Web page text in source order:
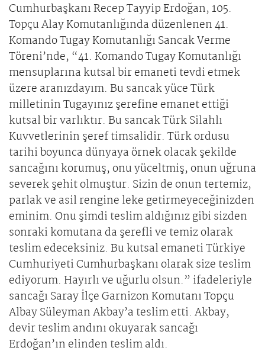
Cumhurbaşkanı Recep Tayyip Erdoğan, 105.
Topçu Alay Komutanlığında düzenlenen 41.
Komando Tugay Komutanlığı Sancak Verme
Töreni’nde, “41. Komando Tugay Komutanlığı
mensuplarına kutsal bir emaneti tevdi etmek
üzere aranızdayım. Bu sancak yüce Türk
milletinin Tugayınız şerefine emanet ettiği
kutsal bir varlıktır. Bu sancak Türk Silahlı
Kuvvetlerinin şeref timsalidir. Türk ordusu
tarihi boyunca dünyaya örnek olacak şekilde
sancağını korumuş, onu yüceltmiş, onun uğruna
severek şehit olmuştur. Sizin de onun tertemiz,
parlak ve asil rengine leke getirmeyeceğinizden
eminim. Onu şimdi teslim aldığınız gibi sizden
sonraki komutana da şerefli ve temiz olarak
teslim edeceksiniz. Bu kutsal emaneti Türkiye
Cumhuriyeti Cumhurbaşkanı olarak size teslim
ediyorum. Hayırlı ve uğurlu olsun.” ifadeleriyle
sancağı Saray İlçe Garnizon Komutanı Topçu
Albay Süleyman Akbay’a teslim etti. Akbay,
devir teslim andını okuyarak sancağı
Erdoğan’ın elinden teslim aldı.